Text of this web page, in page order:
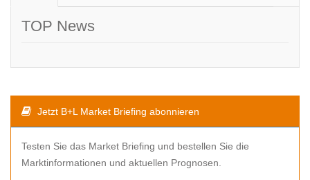
TOP News
Jetzt B+L Market Briefing abonnieren
Testen Sie das Market Briefing und bestellen Sie die
Marktinformationen und aktuellen Prognosen.